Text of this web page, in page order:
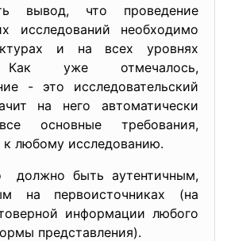
вывод, что проведение
исследований необходимо
и на всех уровнях
Как уже отмечалось,
- это исследовательский
на него автоматически
основные требования,
любому исследованию.
должно быть аутентичным,
на первоисточниках (на
информации любого
представления).